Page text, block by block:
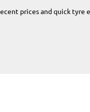
prices and quick tyre